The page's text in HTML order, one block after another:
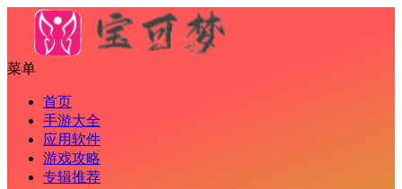
菜单
首页
手游大全
应用软件
游戏攻略
专辑推荐